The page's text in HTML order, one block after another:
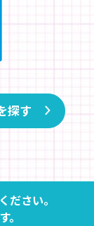
探す
ださい。